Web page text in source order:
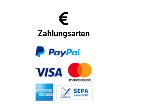
Zahlungsarten